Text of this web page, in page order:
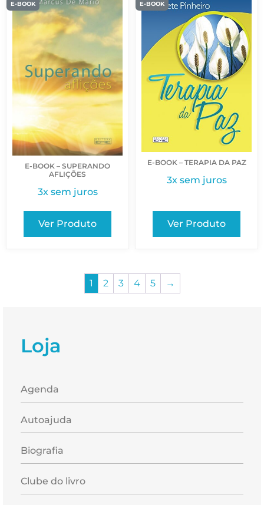
Loja
Agenda
Autoajuda
Biografia
Clube do livro
E-BOOK
E-BOOK – SUPERANDO
AFLIÇÕES
3x sem juros
Ver Produto
E-BOOK
E-BOOK – TERAPIA DA PAZ
3x sem juros
Ver Produto
1 2 3 4 5 →